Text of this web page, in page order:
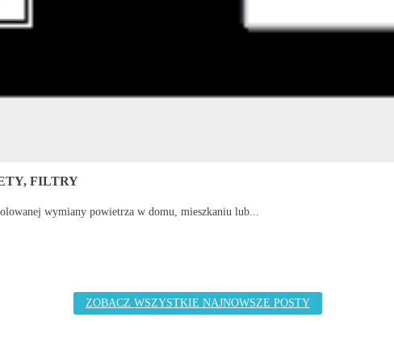
FILTRY
wymiany powietrza w domu, mieszkaniu lub...
ZOBACZ WSZYSTKIE NAJNOWSZE POSTY